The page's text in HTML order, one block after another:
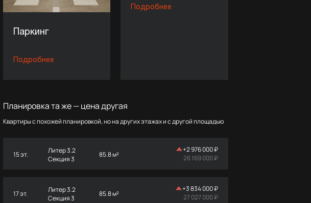
Паркинг
Подробнее
Подробнее
Планировка та же — цена другая
Квартиры с похожей планировкой, но на других этажах и с другой площадью
15 эт.
Литер 3.2
Секция 3
85.8 м²
+2 976 000 ₽
26 169 000 ₽
17 эт.
Литер 3.2
Секция 3
85.8 м²
+3 834 000 ₽
27 027 000 ₽